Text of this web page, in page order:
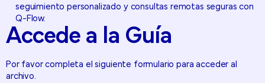
seguimiento personalizado y consultas remotas seguras con
Q-Flow.
Accede a la Guía
Por favor completa el siguiente formulario para acceder al
archivo.